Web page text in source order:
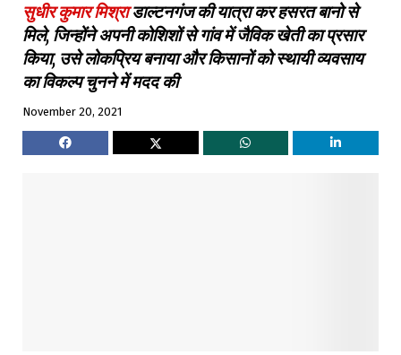
सुधीर कुमार मिश्राडाल्टनगंज की यात्रा कर हसरत बानो से
मिले, जिन्होंने अपनी कोशिशों से गांव में जैविक खेती का प्रसार
किया, उसे लोकप्रिय बनाया और किसानों को स्थायी व्यवसाय
का विकल्प चुनने में मदद की
November 20, 2021